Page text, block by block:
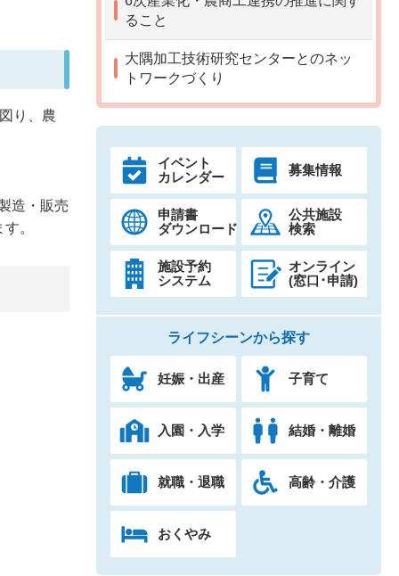
り、農
造・販売
。
ること
大隅加工技術研究センターとのネッ
トワークづくり
イベント
カレンダー
募集情報
申請書
ダウンロード
公共施設
検索
施設予約
システム
オンライン
(窓口･申請)
ライフシーンから探す
妊娠・出産 子育て
入園・入学 結婚・離婚
就職・退職 高齢・介護
おくやみ